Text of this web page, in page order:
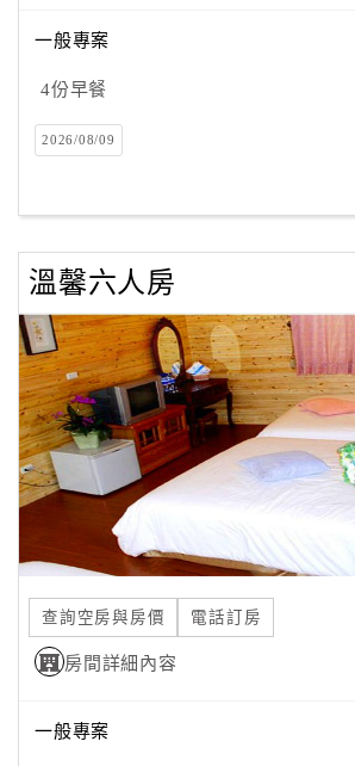
一般專案
4份早餐
2026/08/09
溫馨六人房
查詢空房與房價 電話訂房
房間詳細內容
一般專案